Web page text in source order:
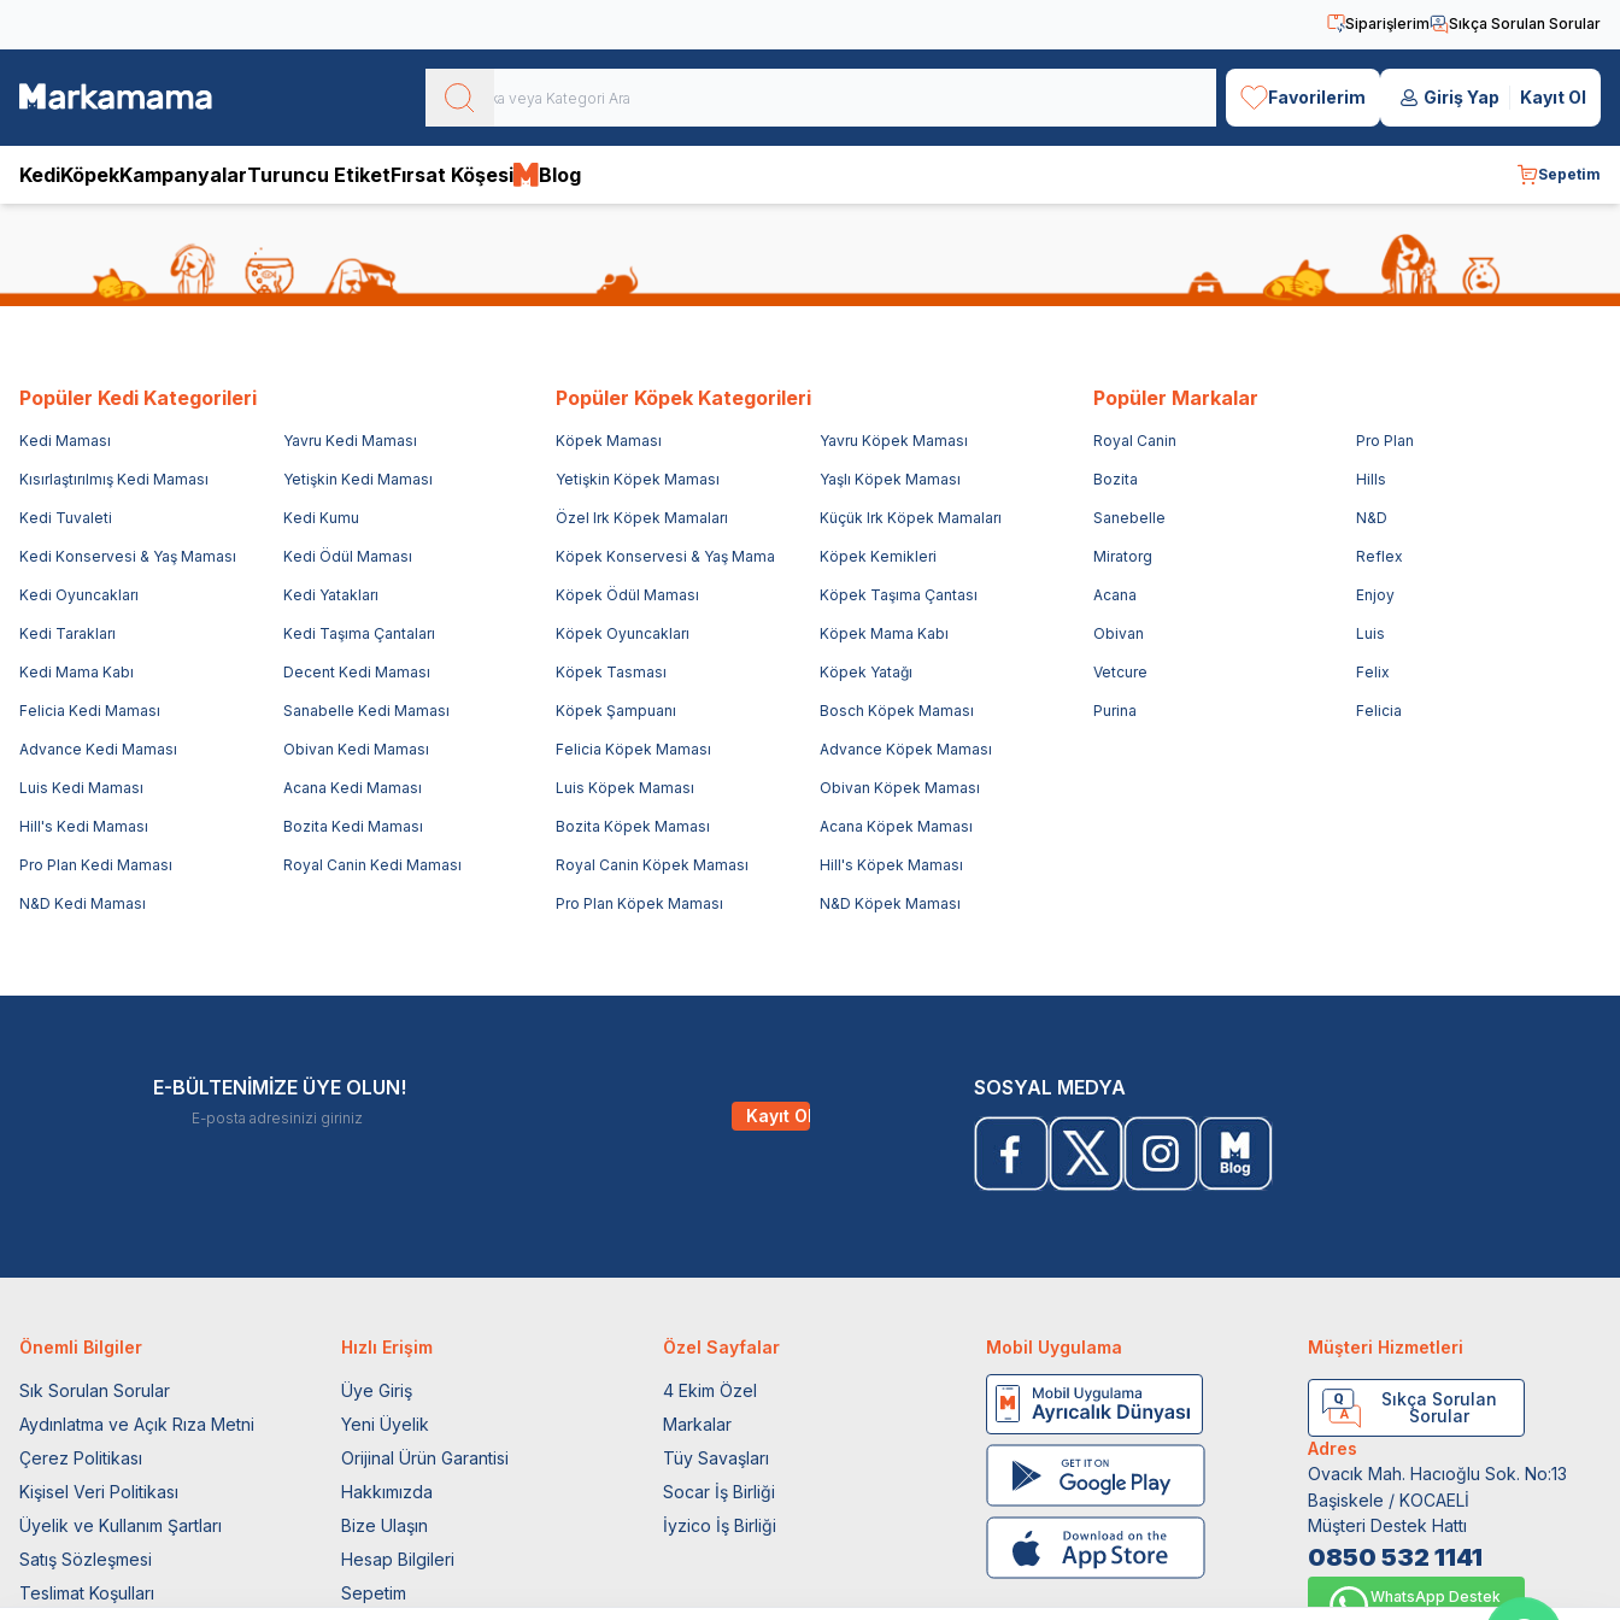
Siparişlerim Sıkça Sorulan Sorular
Favorilerim Giriş Yap Kayıt Ol
KediKöpekKampanyalarTuruncu EtiketFırsat Köşesi Blog Sepetim
Popüler Kedi Kategorileri
Kedi Maması Yavru Kedi Maması
Kısırlaştırılmış Kedi Maması Yetişkin Kedi Maması
Kedi Tuvaleti Kedi Kumu
Kedi Konservesi & Yaş Maması Kedi Ödül Maması
Kedi Oyuncakları Kedi Yatakları
Kedi Tarakları Kedi Taşıma Çantaları
Kedi Mama Kabı Decent Kedi Maması
Felicia Kedi Maması Sanabelle Kedi Maması
Advance Kedi Maması Obivan Kedi Maması
Luis Kedi Maması Acana Kedi Maması
Hill's Kedi Maması Bozita Kedi Maması
Pro Plan Kedi Maması Royal Canin Kedi Maması
N&D Kedi Maması
Popüler Köpek Kategorileri
Köpek Maması Yavru Köpek Maması
Yetişkin Köpek Maması Yaşlı Köpek Maması
Özel Irk Köpek Mamaları Küçük Irk Köpek Mamaları
Köpek Konservesi & Yaş Mama Köpek Kemikleri
Köpek Ödül Maması Köpek Taşıma Çantası
Köpek Oyuncakları Köpek Mama Kabı
Köpek Tasması Köpek Yatağı
Köpek Şampuanı Bosch Köpek Maması
Felicia Köpek Maması Advance Köpek Maması
Luis Köpek Maması Obivan Köpek Maması
Bozita Köpek Maması Acana Köpek Maması
Royal Canin Köpek Maması Hill's Köpek Maması
Pro Plan Köpek Maması N&D Köpek Maması
Popüler Markalar
Royal Canin Pro Plan
Bozita Hills
Sanebelle N&D
Miratorg Reflex
Acana Enjoy
Obivan Luis
Vetcure Felix
Purina Felicia
E-BÜLTENİMİZE ÜYE OLUN!
Kayıt Ol
SOSYAL MEDYA
Önemli Bilgiler
Sık Sorulan Sorular
Aydınlatma ve Açık Rıza Metni
Çerez Politikası
Kişisel Veri Politikası
Üyelik ve Kullanım Şartları
Satış Sözleşmesi
Teslimat Koşulları
Hızlı Erişim
Üye Giriş
Yeni Üyelik
Orijinal Ürün Garantisi
Hakkımızda
Bize Ulaşın
Hesap Bilgileri
Sepetim
Özel Sayfalar
4 Ekim Özel
Markalar
Tüy Savaşları
Socar İş Birliği
İyzico İş Birliği
Mobil Uygulama Müşteri Hizmetleri
Sıkça Sorulan
Sorular
Adres
Ovacık Mah. Hacıoğlu Sok. No:13
Başiskele / KOCAELİ
Müşteri Destek Hattı
0850 532 1141
WhatsApp Destek
0554 871 66 20